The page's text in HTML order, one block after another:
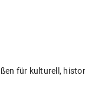
für kulturell,